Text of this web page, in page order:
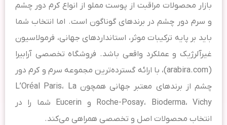
بازار محصولات مراقبت از پوست مملو از انواع کرم دور چشم
و سرم دور چشم در برندهای گوناگون است. اما انتخاب شما
باید بر پایه ترکیبات موثر، استانداردهای جهانی، فرمولاسیون
غیرآلرژیک و عملکرد واقعی باشد. فروشگاه تخصصی آرابیرا
(arabira.com)، با ارائه گسترده‌ترین مجموعه سرم و کرم دور
چشم از برندهای معتبر جهانی همچون L’Oréal Paris، La
Roche-Posay، Bioderma، Vichy و Eucerin شما را در
انتخاب محصولات اصل و تخصصی همراهی می‌کند.